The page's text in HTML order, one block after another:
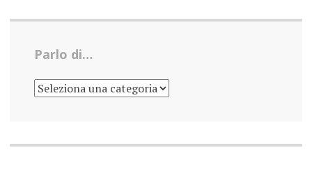
Parlo di…
PARLO
DI…